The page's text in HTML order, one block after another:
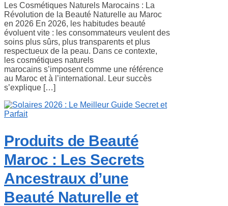
Les Cosmétiques Naturels Marocains : La
Révolution de la Beauté Naturelle au Maroc
en 2026 En 2026, les habitudes beauté
évoluent vite : les consommateurs veulent des
soins plus sûrs, plus transparents et plus
respectueux de la peau. Dans ce contexte,
les cosmétiques naturels
marocains s’imposent comme une référence
au Maroc et à l’international. Leur succès
s’explique […]
Produits de Beauté
Maroc : Les Secrets
Ancestraux d’une
Beauté Naturelle et